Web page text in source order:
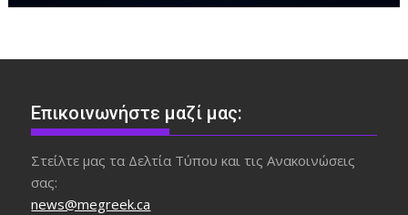
Επικοινωνήστε μαζί μας:
Στείλτε μας τα Δελτία Τύπου και τις Ανακοινώσεις
σας:
news@megreek.ca